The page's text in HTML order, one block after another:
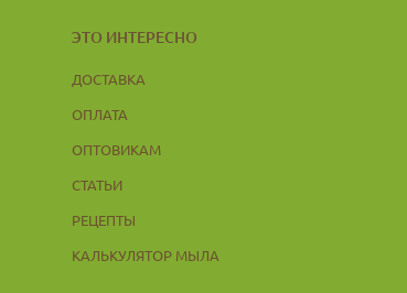
ЭТО ИНТЕРЕСНО
ДОСТАВКА
ОПЛАТА
ОПТОВИКАМ
СТАТЬИ
РЕЦЕПТЫ
КАЛЬКУЛЯТОР МЫЛА